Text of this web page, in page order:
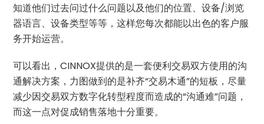
知道他们过去问过什么问题以及他们的位置、设备/浏览
器语言、设备类型等等，这样您每次都能以出色的客户服
务开始运营。
可以看出，CINNOX提供的是一套便利交易双方使用的沟
通解决方案，力图做到的是补齐“交易木通”的短板，尽量
减少因交易双方数字化转型程度而造成的“沟通难”问题，
而这一点对促成销售落地十分重要。